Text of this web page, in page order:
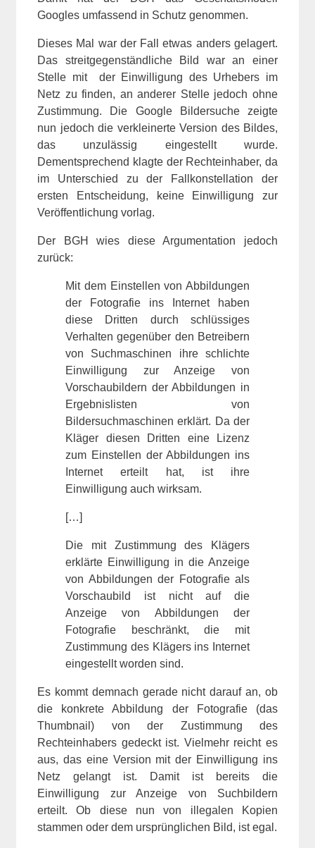
Googles umfassend in Schutz genommen.
Dieses Mal war der Fall etwas anders gelagert.
Das streitgegenständliche Bild war an einer
Stelle mit der Einwilligung des Urhebers im
Netz zu finden, an anderer Stelle jedoch ohne
Zustimmung. Die Google Bildersuche zeigte
nun jedoch die verkleinerte Version des Bildes,
das unzulässig eingestellt wurde.
Dementsprechend klagte der Rechteinhaber, da
im Unterschied zu der Fallkonstellation der
ersten Entscheidung, keine Einwilligung zur
Veröffentlichung vorlag.
Der BGH wies diese Argumentation jedoch
zurück:
Mit dem Einstellen von Abbildungen
der Fotografie ins Internet haben
diese Dritten durch schlüssiges
Verhalten gegenüber den Betreibern
von Suchmaschinen ihre schlichte
Einwilligung zur Anzeige von
Vorschaubildern der Abbildungen in
Ergebnislisten von
Bildersuchmaschinen erklärt. Da der
Kläger diesen Dritten eine Lizenz
zum Einstellen der Abbildungen ins
Internet erteilt hat, ist ihre
Einwilligung auch wirksam.
[…]
Die mit Zustimmung des Klägers
erklärte Einwilligung in die Anzeige
von Abbildungen der Fotografie als
Vorschaubild ist nicht auf die
Anzeige von Abbildungen der
Fotografie beschränkt, die mit
Zustimmung des Klägers ins Internet
eingestellt worden sind.
Es kommt demnach gerade nicht darauf an, ob
die konkrete Abbildung der Fotografie (das
Thumbnail) von der Zustimmung des
Rechteinhabers gedeckt ist. Vielmehr reicht es
aus, das eine Version mit der Einwilligung ins
Netz gelangt ist. Damit ist bereits die
Einwilligung zur Anzeige von Suchbildern
erteilt. Ob diese nun von illegalen Kopien
stammen oder dem ursprünglichen Bild, ist egal.